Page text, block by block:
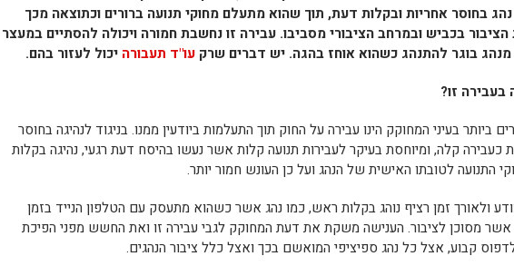
בחוסר אחריות ובקלות דעת, תוך שהוא מתעלם מחוקי תנועה ברורים וכתוצאה מכך
בכביש ובמרחב הציבורי מסביבו. עבירה זו נחשבת חמורה ויכולה להסתיים במעצר
בוגר להתנהג כשהוא אוחז בהגה. יש דברים שרקעו"ד תעבורה יכול לעזור בהם.
זו?
ביותר בעיני המחוקק הינו עבירה על החוק תוך התעלמות ביודעין ממנו. בניגוד לנהיגה בחוסר
כעבירה קלה, ומיוחסת בעיקר לעבירות תנועה קלות אשר נעשו בהיסח דעת רגעי, נהיגה בקלות
התנועה לטובתו האישית של הנהג ועל כן העונש חמור יותר.
ולאורך זמן רציף נוהג בקלות ראש, כמו נהג אשר כשהוא מתעסק עם הטלפון הנייד בזמן
מסוכן לציבור. הענישה משקת את דעת המחוקק לגבי עבירה זו ואת החשש מפני הפיכת
קבוע, אצל כל נהג ספיציפי המואשם בכך ואצל כלל ציבור הנהגים.